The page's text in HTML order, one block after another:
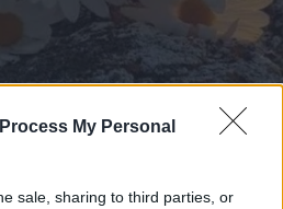
My Personal
sale, sharing to third parties, or